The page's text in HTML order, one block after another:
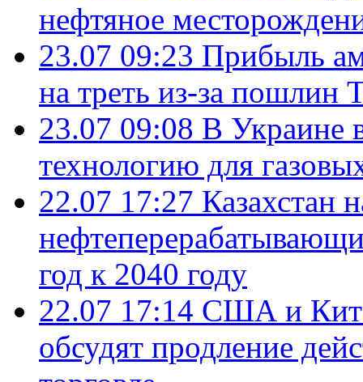
нефтяное
23.07 09:23 Прибыль
на треть из-за пошлин
23.07 09:08 В Украине
технологию для
22.07 17:27 Казахстан
год к 2040 году
22.07 17:14 США и
обсудят продление